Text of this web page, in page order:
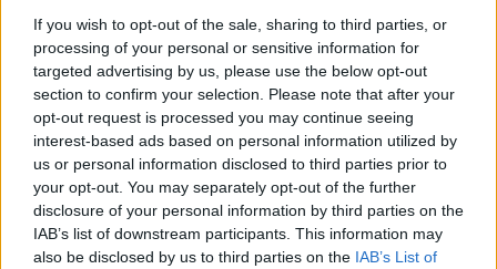
If you wish to opt-out of the sale, sharing to third parties, or
processing of your personal or sensitive information for
targeted advertising by us, please use the below opt-out
section to confirm your selection. Please note that after your
opt-out request is processed you may continue seeing
interest-based ads based on personal information utilized by
us or personal information disclosed to third parties prior to
your opt-out. You may separately opt-out of the further
disclosure of your personal information by third parties on the
IAB’s list of downstream participants. This information may
also be disclosed by us to third parties on the IAB’s List of
Καλαμάτα
Ηρακλής
Μπαρτσελόνα
Ρεάλ Μαδρίτης
Ατλέτικο Μαδρίτης
στον προϋπολογισμό μας τα έξοδα αυτά ήταν
παραπάνω από το επιτρεπτό, ακόμη, ακόμα και σε
ημέρες που ενώ είχαμε βάλει προσωπικό στόχο
την αποταμίευση.